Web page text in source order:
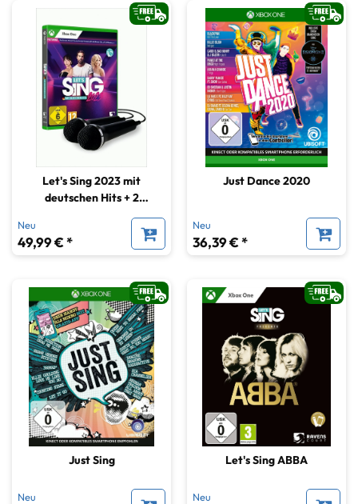
Let's Sing 2023 mit
deutschen Hits + 2
Neu
49,99 € *
Just Dance 2020
Neu
36,39 € *
Just Sing
Neu
Let's Sing ABBA
Neu